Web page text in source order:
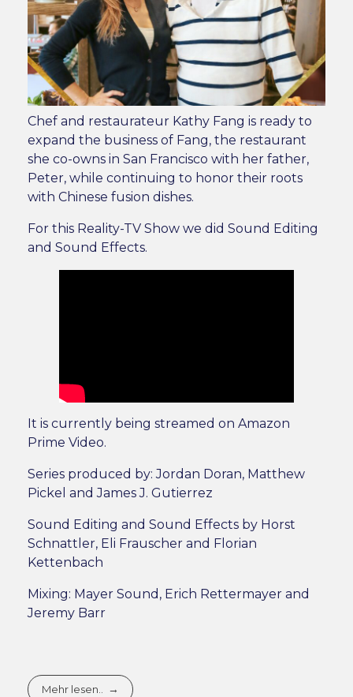
Chef and restaurateur Kathy Fang is ready to
expand the business of Fang, the restaurant
she co-owns in San Francisco with her father,
Peter, while continuing to honor their roots
with Chinese fusion dishes.
For this Reality-TV Show we did Sound Editing
and Sound Effects.
It is currently being streamed on Amazon
Prime Video.
Series produced by: Jordan Doran, Matthew
Pickel and James J. Gutierrez
Sound Editing and Sound Effects by Horst
Schnattler, Eli Frauscher and Florian
Kettenbach
Mixing: Mayer Sound, Erich Rettermayer and
Jeremy Barr
Mehr lesen..